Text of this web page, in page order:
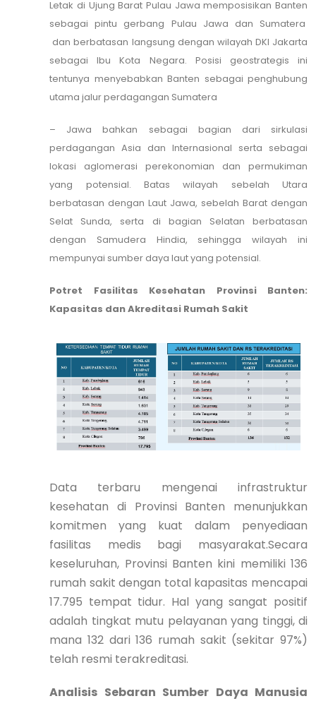
Letak di Ujung Barat Pulau Jawa memposisikan Banten
sebagai pintu gerbang Pulau Jawa dan Sumatera
dan berbatasan langsung dengan wilayah DKI Jakarta
sebagai Ibu Kota Negara. Posisi geostrategis ini
tentunya menyebabkan Banten sebagai penghubung
utama jalur perdagangan Sumatera
– Jawa bahkan sebagai bagian dari sirkulasi
perdagangan Asia dan Internasional serta sebagai
lokasi aglomerasi perekonomian dan permukiman
yang potensial. Batas wilayah sebelah Utara
berbatasan dengan Laut Jawa, sebelah Barat dengan
Selat Sunda, serta di bagian Selatan berbatasan
dengan Samudera Hindia, sehingga wilayah ini
mempunyai sumber daya laut yang potensial.
Potret Fasilitas Kesehatan Provinsi Banten:
Kapasitas dan Akreditasi Rumah Sakit
Data terbaru mengenai infrastruktur
kesehatan di Provinsi Banten menunjukkan
komitmen yang kuat dalam penyediaan
fasilitas medis bagi masyarakat.Secara
keseluruhan, Provinsi Banten kini memiliki 136
rumah sakit dengan total kapasitas mencapai
17.795 tempat tidur. Hal yang sangat positif
adalah tingkat mutu pelayanan yang tinggi, di
mana 132 dari 136 rumah sakit (sekitar 97%)
telah resmi terakreditasi.
Analisis Sebaran Sumber Daya Manusia